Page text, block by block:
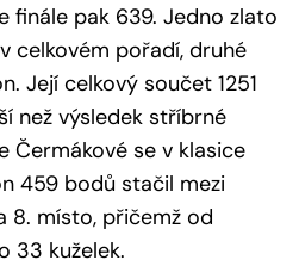
finále pak 639. Jedno zlato
celkovém pořadí, druhé
Její celkový součet 1251
než výsledek stříbrné
Čermákové se v klasice
459 bodů stačil mezi
8. místo, přičemž od
33 kuželek.